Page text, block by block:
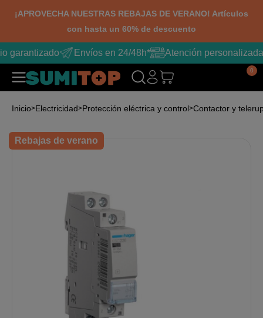
¡APROVECHA NUESTRAS REBAJAS DE VERANO! Artículos
con hasta un 60% de descuento
garantizado Envíos en 24/48h* Atención personalizada
0
Inicio Electricidad Protección eléctrica y control Contactor y
Rebajas de verano